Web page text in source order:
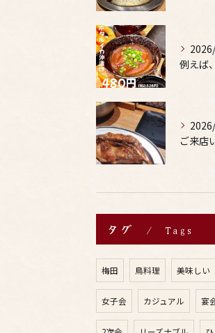
タグ Tags
梅田 鳥料理 美味しい
女子会 カジュアル 宴